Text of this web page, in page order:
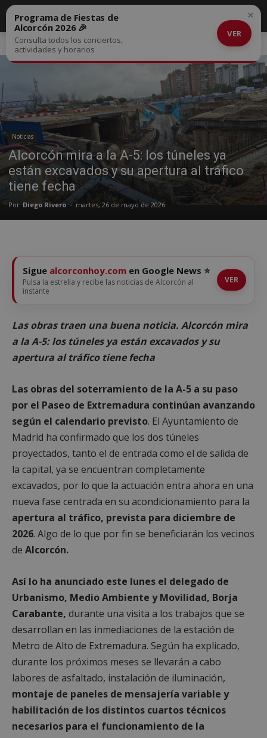
Inicio Noticias
Noticias
Alcorcón mira a la A-5: los túneles ya
están excavados y su apertura al tráfico
tiene fecha
Por Diego Rivero - martes, 26 de mayo de 2026
Programa de Fiestas de
Alcorcón 2026 🎉
Consulta todos los conciertos,
actividades y horarios
VER
×
Sigue alcorconhoy.com en Google News ⭐
Pulsa la estrella y recibe las noticias de Alcorcón al
instante
VER
Las obras traen una buena noticia. Alcorcón mira
a la A-5: los túneles ya están excavados y su
apertura al tráfico tiene fecha
Las obras del soterramiento de la A-5 a su paso
por el Paseo de Extremadura continúan avanzando
según el calendario previsto. El Ayuntamiento de
Madrid ha confirmado que los dos túneles
proyectados, tanto el de entrada como el de salida de
la capital, ya se encuentran completamente
excavados, por lo que la actuación entra ahora en una
nueva fase centrada en su acondicionamiento para la
apertura al tráfico, prevista para diciembre de
2026. Algo de lo que por fin se beneficiarán los vecinos
de Alcorcón.
Así lo ha anunciado este lunes el delegado de
Urbanismo, Medio Ambiente y Movilidad, Borja
Carabante, durante una visita a los trabajos que se
desarrollan en las inmediaciones de la estación de
Metro de Alto de Extremadura. Según ha explicado,
durante los próximos meses se llevarán a cabo
labores de asfaltado, instalación de iluminación,
montaje de paneles de mensajería variable y
habilitación de los distintos cuartos técnicos
necesarios para el funcionamiento de la